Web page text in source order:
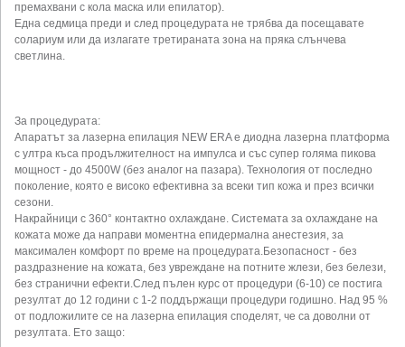
премахвани с кола маска или епилатор).
Една седмица преди и след процедурата не трябва да посещавате
солариум или да излагате третираната зона на пряка слънчева
светлина.
За процедурата:
Апаратът за лазерна епилация NEW ERA е диодна лазерна платформа
с ултра къса продължителност на импулса и със супер голяма пикова
мощност - до 4500W (без аналог на пазара). Технология от последно
поколение, която е високо ефективна за всеки тип кожа и през всички
сезони.
Накрайници с 360° контактно охлаждане. Системата за охлаждане на
кожата може да направи моментна епидермална анестезия, за
максимален комфорт по време на процедурата.Безопасност - без
раздразнение на кожата, без увреждане на потните жлези, без белези,
без странични ефекти.След пълен курс от процедури (6-10) се постига
резултат до 12 години с 1-2 поддържащи процедури годишно. Над 95 %
от подложилите се на лазерна епилация споделят, че са доволни от
резултата. Ето защо: